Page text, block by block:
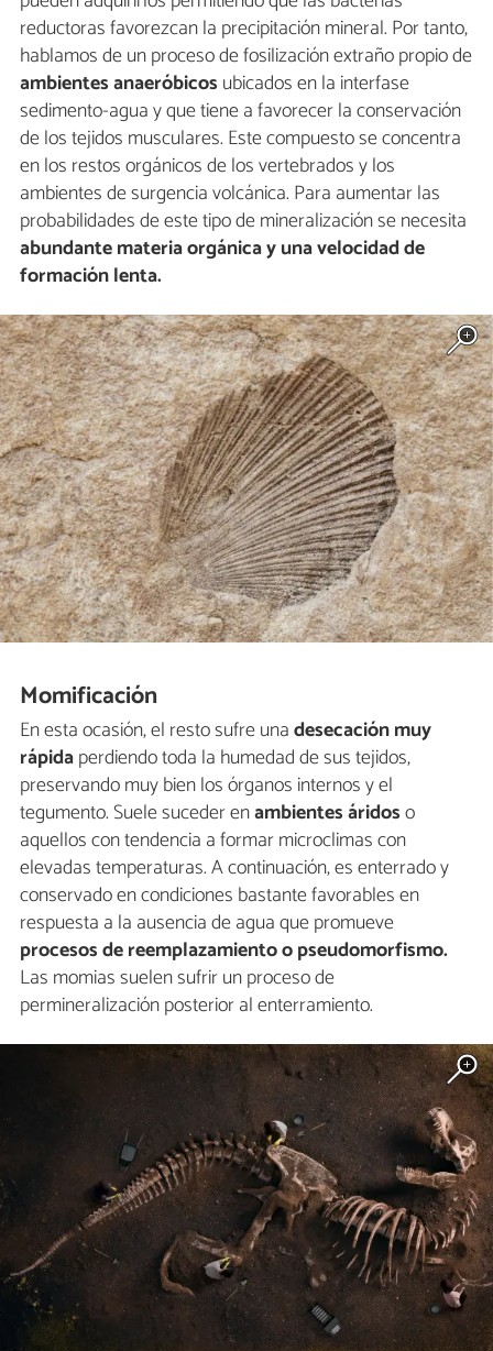
reductoras favorezcan la precipitación mineral. Por tanto,
hablamos de un proceso de fosilización extraño propio de
ambientes anaeróbicos ubicados en la interfase
sedimento-agua y que tiene a favorecer la conservación
de los tejidos musculares. Este compuesto se concentra
en los restos orgánicos de los vertebrados y los
ambientes de surgencia volcánica. Para aumentar las
probabilidades de este tipo de mineralización se necesita
abundante materia orgánica y una velocidad de
formación lenta.
Momificación
En esta ocasión, el resto sufre unadesecación muy
rápidaperdiendo toda la humedad de sus tejidos,
preservando muy bien los órganos internos y el
tegumento. Suele suceder enambientes áridoso
aquellos con tendencia a formar microclimas con
elevadas temperaturas. A continuación, es enterrado y
conservado en condiciones bastante favorables en
respuesta a la ausencia de agua que promueve
procesos de reemplazamiento o pseudomorfismo.
Las momias suelen sufrir un proceso de
permineralización posterior al enterramiento.